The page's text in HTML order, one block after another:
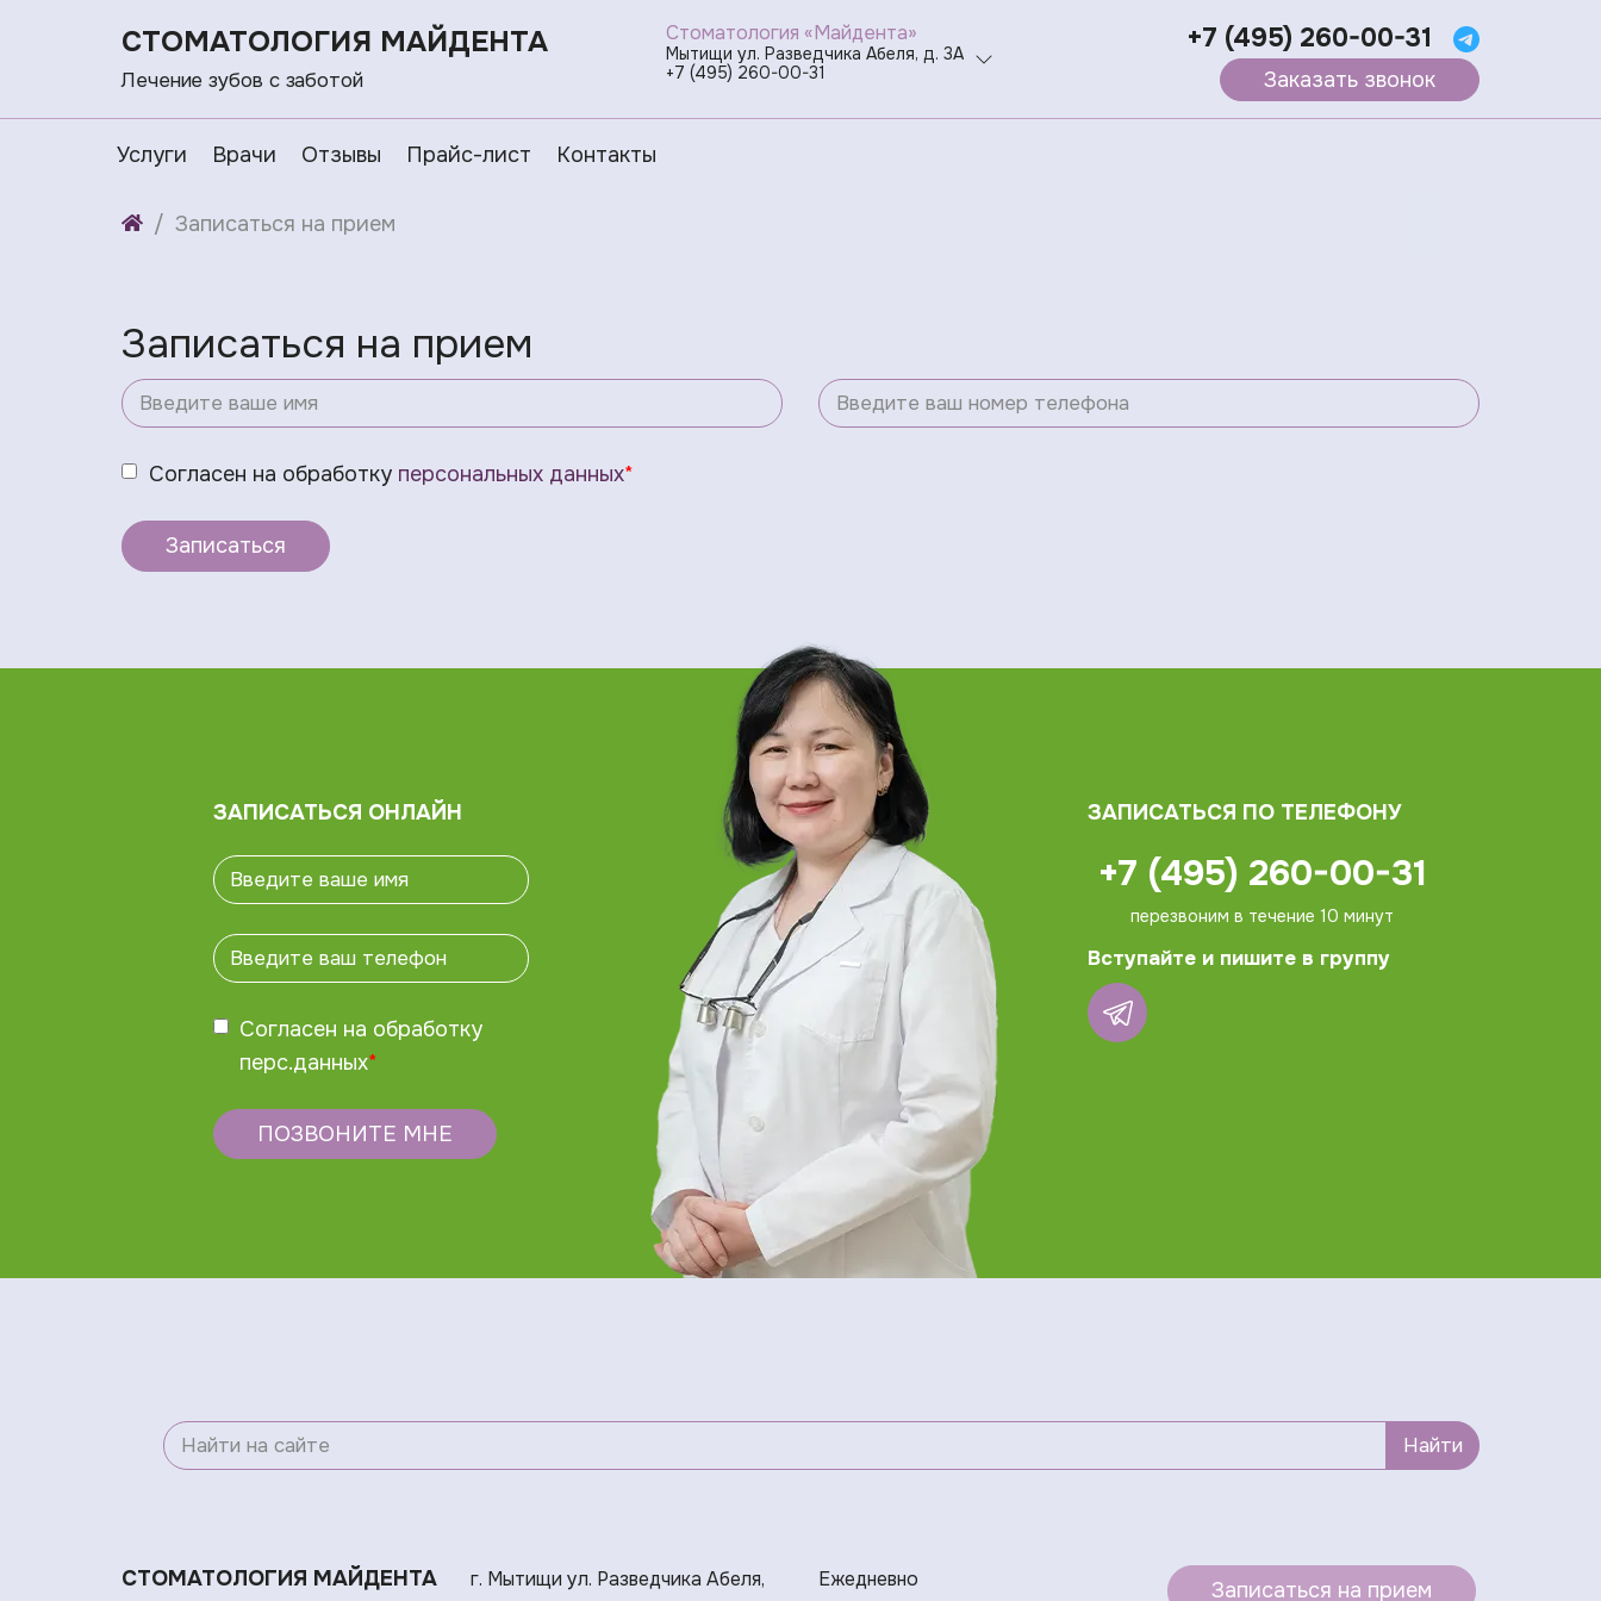
СТОМАТОЛОГИЯ МАЙДЕНТА
Лечение зубов с заботой
Стоматология «Майдента»
Мытищи ул. Разведчика Абеля, д. 3А
+7 (495) 260-00-31
+7 (495) 260-00-31
Заказать звонок
Услуги Врачи Отзывы Прайс-лист Контакты
Записаться на прием
Записаться на прием
Согласен на обработку персональных данных*
Записаться
ЗАПИСАТЬСЯ ОНЛАЙН
Согласен на обработку
перс.данных*
ПОЗВОНИТЕ МНЕ
ЗАПИСАТЬСЯ ПО ТЕЛЕФОНУ
+7 (495) 260-00-31
перезвоним в течение 10 минут
Вступайте и пишите в группу
Найти
СТОМАТОЛОГИЯ МАЙДЕНТА
г. Мытищи ул. Разведчика Абеля,
Ежедневно
Записаться на прием